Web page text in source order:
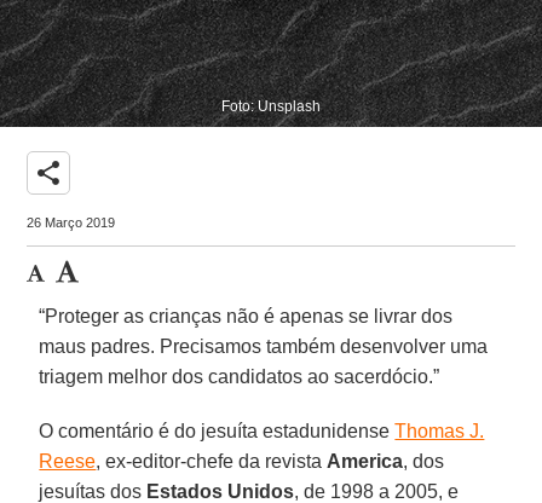
Foto: Unsplash
share
26 Março 2019
“Proteger as crianças não é apenas se livrar dos
maus padres. Precisamos também desenvolver uma
triagem melhor dos candidatos ao sacerdócio.”
O comentário é do jesuíta estadunidenseThomas J.
Reese, ex-editor-chefe da revista America, dos
jesuítas dos Estados Unidos, de 1998 a 2005, e